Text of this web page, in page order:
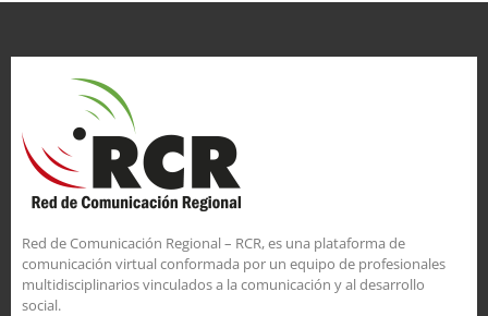
Red de Comunicación Regional – RCR, es una plataforma de
comunicación virtual conformada por un equipo de profesionales
multidisciplinarios vinculados a la comunicación y al desarrollo
social.